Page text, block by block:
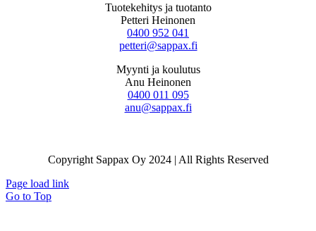
Tuotekehitys ja tuotanto
Petteri Heinonen
0400 952 041
petteri@sappax.fi
Myynti ja koulutus
Anu Heinonen
0400 011 095
anu@sappax.fi
Copyright Sappax Oy 2024 | All Rights Reserved
Page load link
Go to Top